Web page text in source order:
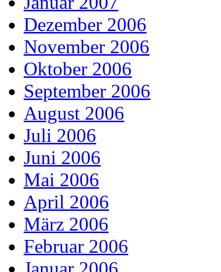
Dezember 2006
November 2006
Oktober 2006
September 2006
August 2006
Juli 2006
Juni 2006
Mai 2006
April 2006
März 2006
Februar 2006